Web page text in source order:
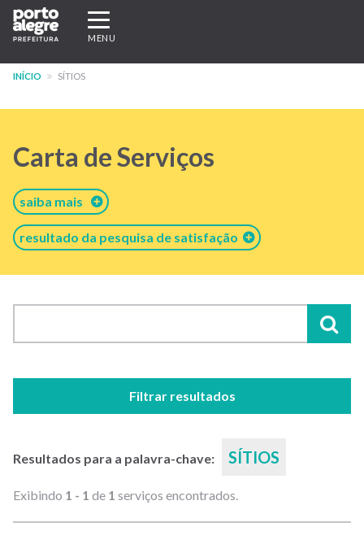
Pular
para
conteúdo
Expandir/recolher
navegação
MENU
INÍCIO SÍTIOS
Carta de Serviços
saiba mais
resultado da pesquisa de satisfação
Filtrar resultados
Resultados para a palavra-chave: SÍTIOS
Exibindo 1 - 1 de 1 serviços encontrados.